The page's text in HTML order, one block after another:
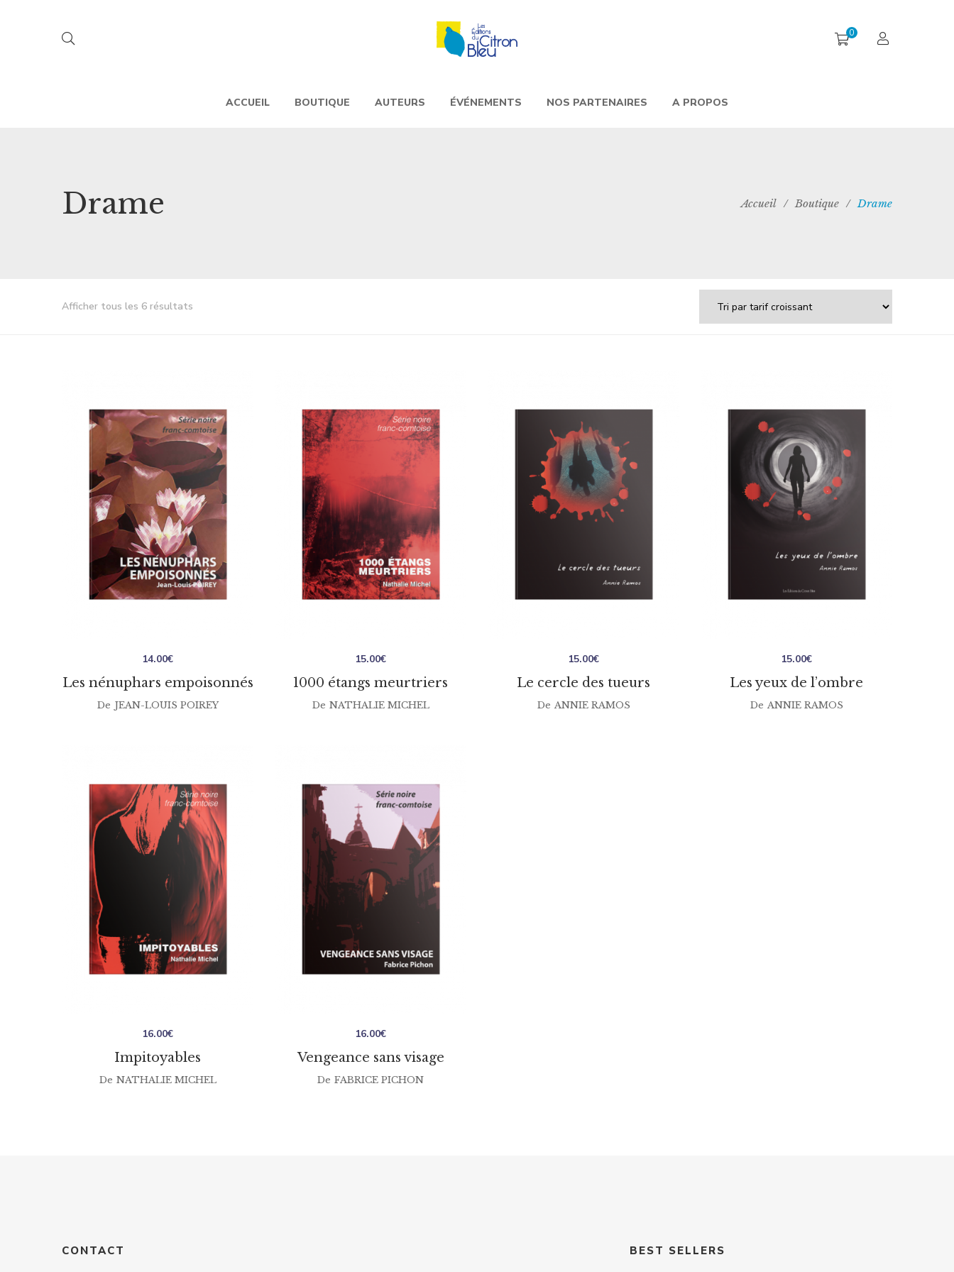
0
ACCUEIL BOUTIQUE AUTEURS ÉVÉNEMENTS NOS PARTENAIRES A PROPOS
Drame Accueil / Boutique / Drame
Afficher tous les 6 résultats
Les nénuphars empoisonnés
14.00€
De JEAN-LOUIS POIREY
1000 étangs meurtriers
15.00€
De NATHALIE MICHEL
Le cercle des tueurs
15.00€
De ANNIE RAMOS
Les yeux de l’ombre
15.00€
De ANNIE RAMOS
Impitoyables
16.00€
De NATHALIE MICHEL
Vengeance sans visage
16.00€
De FABRICE PICHON
CONTACT BEST SELLERS